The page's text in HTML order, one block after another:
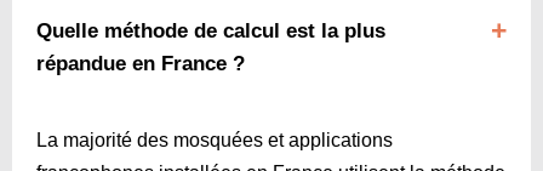
Quelle méthode de calcul est la plus
répandue en France ?
La majorité des mosquées et applications